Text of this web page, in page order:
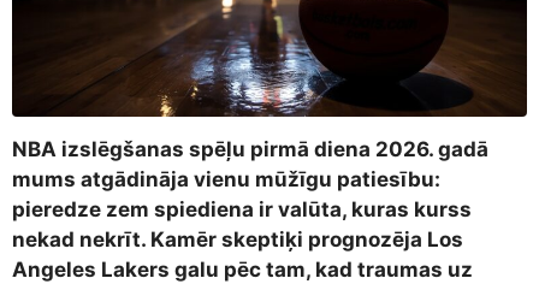
NBA izslēgšanas spēļu pirmā diena 2026. gadā
mums atgādināja vienu mūžīgu patiesību:
pieredze zem spiediena ir valūta, kuras kurss
nekad nekrīt. Kamēr skeptiķi prognozēja Los
Angeles Lakers galu pēc tam, kad traumas uz